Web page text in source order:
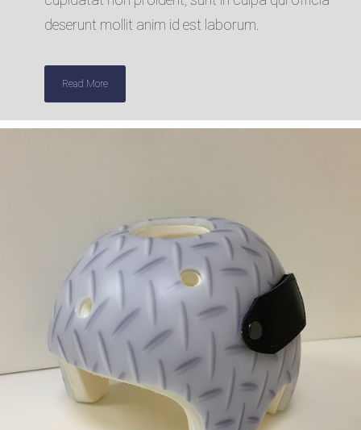
deserunt mollit anim id est laborum.
Read More